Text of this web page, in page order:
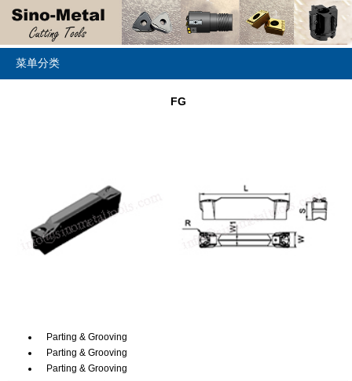
菜单分类
FG
Parting & Grooving
Parting & Grooving
Parting & Grooving